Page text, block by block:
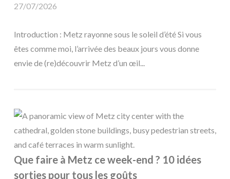
27/07/2026
Introduction : Metz rayonne sous le soleil d’été Si vous
êtes comme moi, l’arrivée des beaux jours vous donne
envie de (re)découvrir Metz d’un œil...
Que faire à Metz ce week-end ? 10 idées
sorties pour tous les goûts